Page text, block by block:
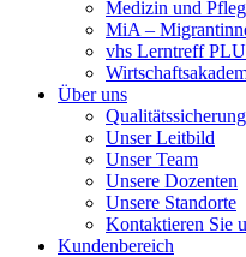
Medizin und
MiA –
vhs Lerntreff
Über uns
Qualitätssicherung
Unser Leitbild
Unser Team
Unsere Dozenten
Unsere Standorte
Kontaktieren Sie
Kundenbereich